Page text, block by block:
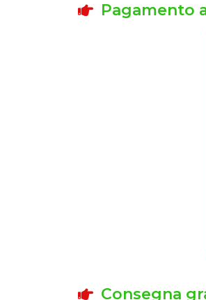
Pagamento
Consegna